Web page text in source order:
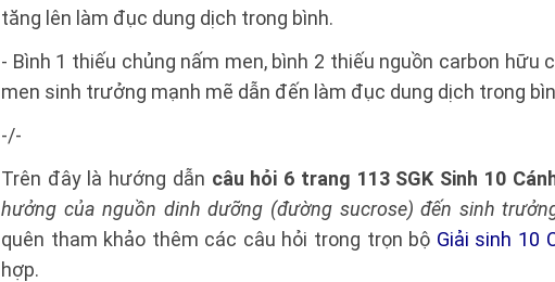
tăng lên làm đục dung dịch trong bình.
- Bình 1 thiếu chủng nấm men, bình 2 thiếu nguồn carbon hữu
men sinh trưởng mạnh mẽ dẫn đến làm đục dung dịch trong
-/-
Trên đây là hướng dẫn câu hỏi 6 trang 113 SGK Sinh 10
hưởng của nguồn dinh dưỡng (đường sucrose) đến sinh
quên tham khảo thêm các câu hỏi trong trọn bộ Giải sinh 10
hợp.